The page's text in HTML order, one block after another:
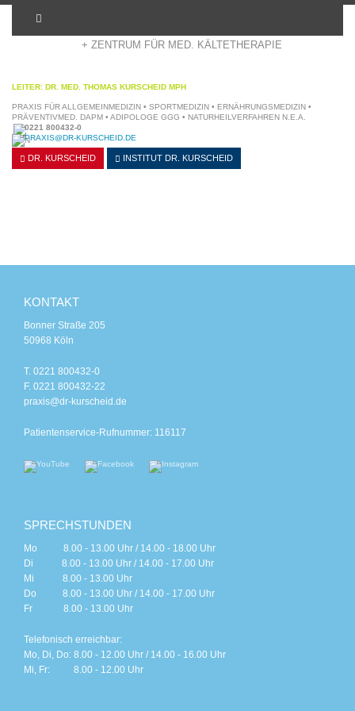
+ ZENTRUM FÜR MED. KÄLTETHERAPIE
LEITER: DR. MED. THOMAS KURSCHEID MPH
PRAXIS FÜR ALLGEMEINMEDIZIN • SPORTMEDIZIN • ERNÄHRUNGSMEDIZIN •
PRÄVENTIVMED. DAPM • ADIPOLOGE GGG • NATURHEILVERFAHREN N.E.A.
0221 800432-0
PRAXIS@DR-KURSCHEID.DE
DR. KURSCHEID INSTITUT DR. KURSCHEID
KONTAKT
Bonner Straße 205
50968 Köln
T. 0221 800432-0
F. 0221 800432-22
praxis@dr-kurscheid.de
Patientenservice-Rufnummer: 116117
SPRECHSTUNDEN
Mo 8.00 - 13.00 Uhr / 14.00 - 18.00 Uhr
Di 8.00 - 13.00 Uhr / 14.00 - 17.00 Uhr
Mi 8.00 - 13.00 Uhr
Do 8.00 - 13.00 Uhr / 14.00 - 17.00 Uhr
Fr 8.00 - 13.00 Uhr
Telefonisch erreichbar:
Mo, Di, Do: 8.00 - 12.00 Uhr / 14.00 - 16.00 Uhr
Mi, Fr: 8.00 - 12.00 Uhr